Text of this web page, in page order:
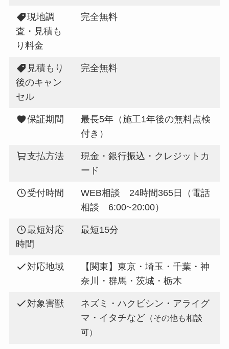
現地調
査・見積も
り料金
完全無料
見積もり
後のキャン
セル
完全無料
保証期間
最長5年（施工1年後の無料点検
付き）
支払方法
現金・銀行振込・クレジットカ
ード
受付時間
WEB相談 24時間365日（電話
相談 6:00~20:00）
最短対応
時間
最短15分
対応地域
【関東】東京・埼玉・千葉・神
奈川・群馬・茨城・栃木
対象害獣
ネズミ・ハクビシン・アライグ
マ・イタチなど （その他も相談
可）